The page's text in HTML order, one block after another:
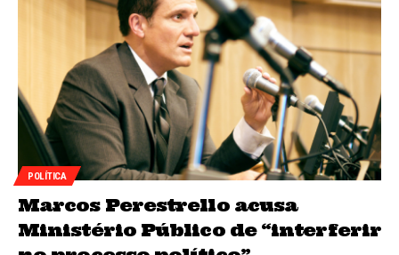
POLÍTICA
Marcos Perestrello acusa
Ministério Público de “interferir